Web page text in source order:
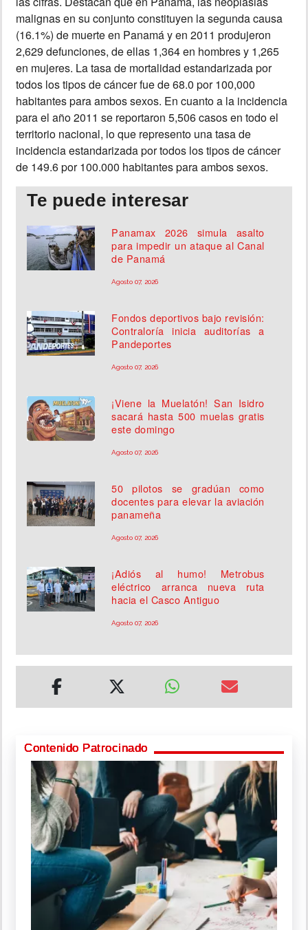
malignas en su conjunto constituyen la segunda causa
(16.1%) de muerte en Panamá y en 2011 produjeron
2,629 defunciones, de ellas 1,364 en hombres y 1,265
en mujeres. La tasa de mortalidad estandarizada por
todos los tipos de cáncer fue de 68.0 por 100,000
habitantes para ambos sexos. En cuanto a la incidencia
para el año 2011 se reportaron 5,506 casos en todo el
territorio nacional, lo que represento una tasa de
incidencia estandarizada por todos los tipos de cáncer
de 149.6 por 100.000 habitantes para ambos sexos.
Te puede interesar
Panamax 2026 simula asalto
para impedir un ataque al Canal
de Panamá
Agosto 07, 2026
Fondos deportivos bajo revisión:
Contraloría inicia auditorías a
Pandeportes
Agosto 07, 2026
¡Viene la Muelatón! San Isidro
sacará hasta 500 muelas gratis
este domingo
Agosto 07, 2026
50 pilotos se gradúan como
docentes para elevar la aviación
panameña
Agosto 07, 2026
¡Adiós al humo! Metrobus
eléctrico arranca nueva ruta
hacia el Casco Antiguo
Agosto 07, 2026
Contenido Patrocinado